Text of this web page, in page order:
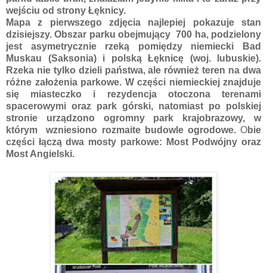
wejściu od strony Łęknicy.
Mapa z pierwszego zdjęcia najlepiej pokazuje stan
dzisiejszy. Obszar parku obejmujący 700 ha, podzielony
jest asymetrycznie rzeką pomiędzy niemiecki Bad
Muskau (Saksonia) i polską Łęknicę (woj. lubuskie).
Rzeka nie tylko dzieli państwa, ale również teren na dwa
różne założenia parkowe. W części niemieckiej znajduje
się miasteczko i rezydencja otoczona terenami
spacerowymi oraz park górski, natomiast po polskiej
stronie urządzono ogromny park krajobrazowy, w
którym wzniesiono rozmaite budowle ogrodowe. Obie
części łączą dwa mosty parkowe: Most Podwójny oraz
Most Angielski.